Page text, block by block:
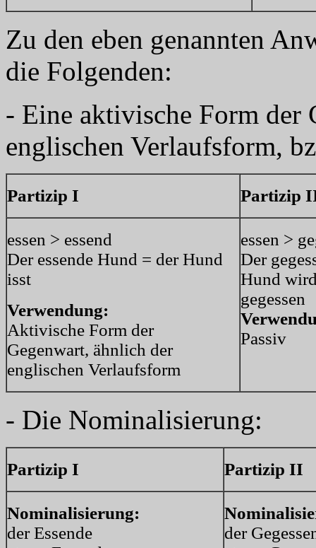
Zu den eben genannten
die Folgenden:
- Eine aktivische Form der
englischen Verlaufsform,
Partizip I Partizip
essen > essend
Der essende Hund = der Hund
isst
Verwendung:
Aktivische Form der
Gegenwart, ähnlich der
englischen Verlaufsform
essen >
Der
Hund
gegessen
Passiv
- Die Nominalisierung:
Partizip I Partizip II
Nominalisierung:
der Essende
der